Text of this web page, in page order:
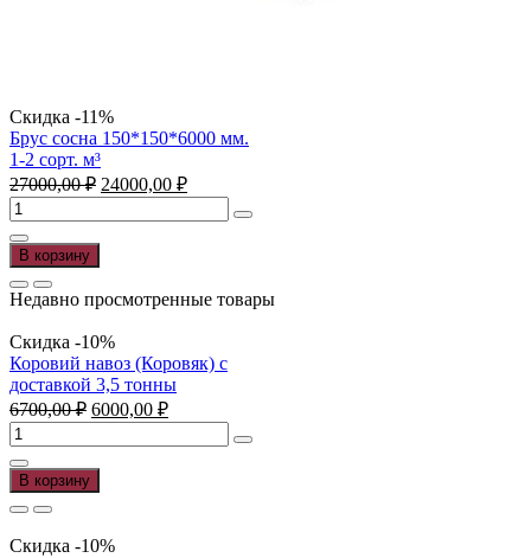
Скидка -11%
Брус сосна 150*150*6000 мм.
1-2 сорт. м³
27000,00₽ Первоначальная
цена
составляла
24000,00 ₽Текущая
цена:
24000,00 ₽.
Количество
товара
Брус
сосна
150*150*6000
мм.
1-
2
сорт.
м³
В корзину
Недавно просмотренные товары
Скидка -10%
Коровий навоз (Коровяк) с
доставкой 3,5 тонны
6700,00₽ Первоначальная
цена
составляла
6700,00 ₽.
6000,00 ₽Текущая
цена:
6000,00 ₽.
Количество
товара
Коровий
навоз
(Коровяк)
с
В корзину
Скидка -10%